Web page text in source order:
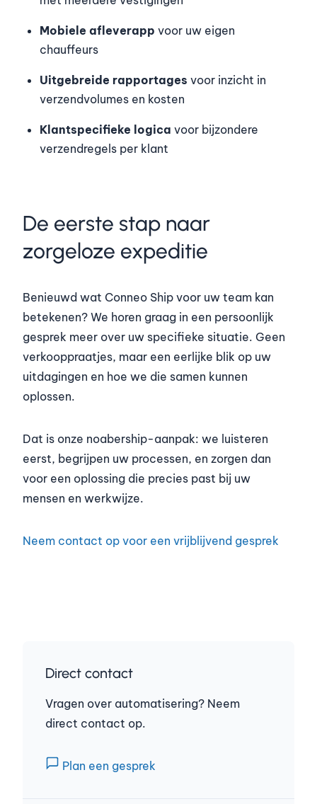
Mobiele afleverapp voor uw eigen
chauffeurs
Uitgebreide rapportages voor inzicht in
verzendvolumes en kosten
Klantspecifieke logica voor bijzondere
verzendregels per klant
De eerste stap naar
zorgeloze expeditie
Benieuwd wat Conneo Ship voor uw team kan
betekenen? We horen graag in een persoonlijk
gesprek meer over uw specifieke situatie. Geen
verkooppraatjes, maar een eerlijke blik op uw
uitdagingen en hoe we die samen kunnen
oplossen.
Dat is onze noabership-aanpak: we luisteren
eerst, begrijpen uw processen, en zorgen dan
voor een oplossing die precies past bij uw
mensen en werkwijze.
Neem contact op voor een vrijblijvend gesprek
Direct contact
Vragen over automatisering? Neem
direct contact op.
Plan een gesprek